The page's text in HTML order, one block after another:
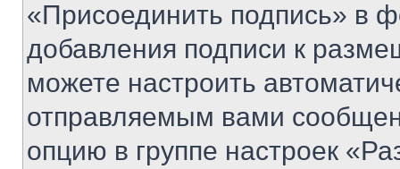
«Присоединить подпись» в
добавления подписи к
можете настроить
отправляемым вами
опцию в группе настроек